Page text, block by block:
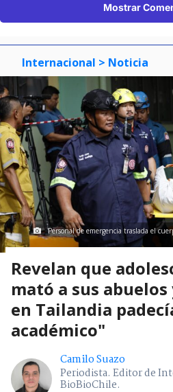
Mostrar
Internacional > Noticia
Personal de emergencia traslada el
Revelan que
mató a sus
en Tailandia
académico"
Camilo Suazo
Periodista. Editor de
BioBioChile.